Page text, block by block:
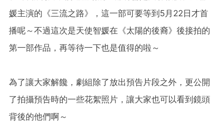
媛主演的《三流之路》，這一部可要等到5月22日才首
播呢～不過這次是天使智媛在《太陽的後裔》後接拍的
第一部作品，再等待一下也是值得的啦～
為了讓大家解饞，劇組除了放出預告片段之外，更公開
了拍攝預告時的一些花絮照片，讓大家也可以看到鏡頭
背後的他們啊～